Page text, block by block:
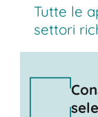
Tutte le
settori